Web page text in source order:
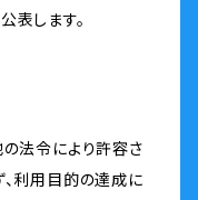
表します。
法令により許容さ
利用目的の達成に